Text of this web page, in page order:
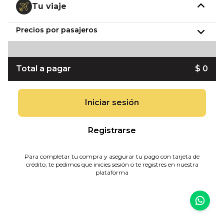
Tu viaje
Precios por pasajeros
Total a pagar $ 0
Iniciar sesión
Registrarse
Para completar tu compra y asegurar tu pago con tarjeta de
crédito, te pedimos que inicies sesión o te registres en nuestra
plataforma